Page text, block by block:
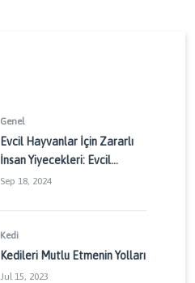
Genel
Evcil Hayvanlar İçin Zararlı
İnsan Yiyecekleri: Evcil
Dostlarınızı Korumak İçin
Sep 18, 2024
Kedi
Kedileri Mutlu Etmenin Yolları
Jul 15, 2023